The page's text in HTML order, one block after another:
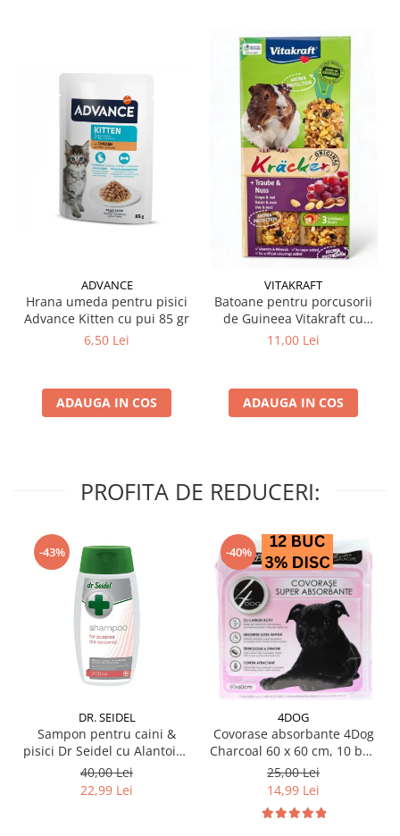
ADVANCE
Hrana umeda pentru pisici
Advance Kitten cu pui 85 gr
6,50 Lei
ADAUGA IN COS
VITAKRAFT
Batoane pentru porcusorii
de Guineea Vitakraft cu
struguri & nuci 2 buc
11,00 Lei
ADAUGA IN COS
PROFITA DE REDUCERI:
-43%
DR. SEIDEL
Sampon pentru caini &
pisici Dr Seidel cu Alantoina
220 ml
40,00 Lei
22,99 Lei
-40%
4DOG
Covorase absorbante 4Dog
Charcoal 60 x 60 cm, 10 buc
/ pachet
25,00 Lei
14,99 Lei